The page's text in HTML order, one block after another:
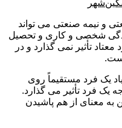
و نیمه صنعتی می تواند
شخصی و کاری و تحصیل
معتاد تأثیر نمی گذارد و در
یک فرد مستقیماً روی
یک فرد تأثیر می گذارد.
به معنای از هم پاشیدن